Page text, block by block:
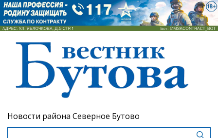
Новости района Северное Бутово